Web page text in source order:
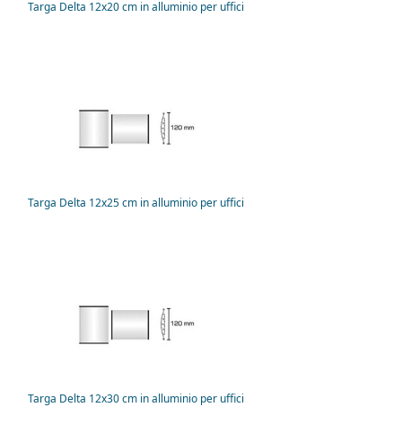
Targa Delta 12x20 cm in alluminio per uffici
Targa Delta 12x25 cm in alluminio per uffici
Targa Delta 12x30 cm in alluminio per uffici